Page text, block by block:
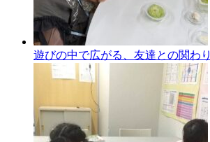
遊びの中で広がる、友達との関わり